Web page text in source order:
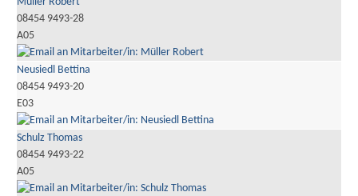
08454 9493-28
A05
Neusiedl Bettina
08454 9493-20
E03
Schulz Thomas
08454 9493-22
A05